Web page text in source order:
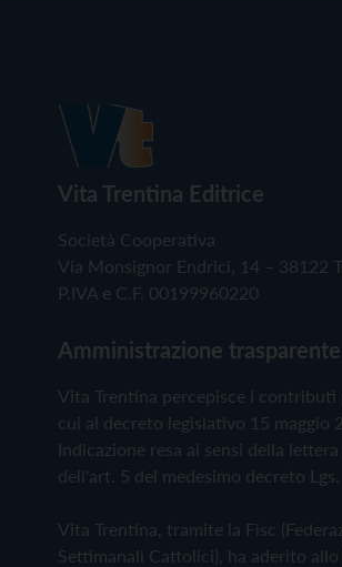
Vita Trentina Editrice
Società Cooperativa
Via Monsignor Endrici, 14 – 38122
P.IVA e C.F. 00199960220
Amministrazione trasparente
Vita Trentina percepisce i
cui al decreto legislativo 15 maggio
Indicazione resa ai sensi della
dell'art. 5 del medesimo decreto Lgs.
Vita Trentina, tramite la Fisc
Settimanali Cattolici), ha aderito